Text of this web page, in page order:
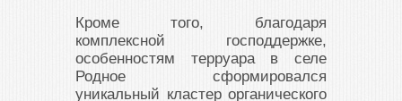
Кроме того, благодаря
комплексной господдержке,
особенностям терруара в селе
Родное сформировался
уникальный кластер органического